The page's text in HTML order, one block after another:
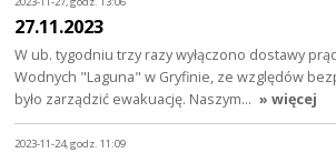
27.11.2023
W ub. tygodniu trzy razy wyłączono dostawy
Wodnych "Laguna" w Gryfinie, ze względów
było zarządzić ewakuację. Naszym… » więcej
2023-11-24, godz. 11:09